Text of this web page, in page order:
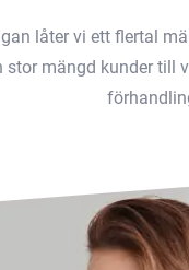
låter vi ett flertal
stor mängd kunder till